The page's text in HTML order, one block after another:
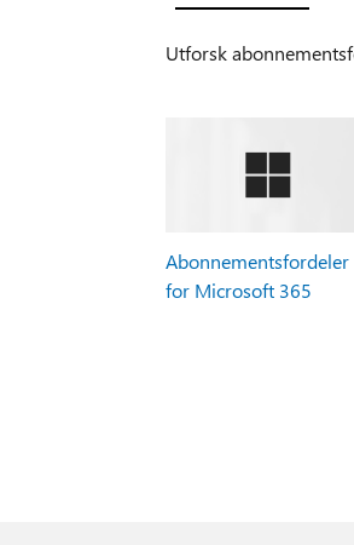
Utforsk
Abonnementsfordeler
for Microsoft 365